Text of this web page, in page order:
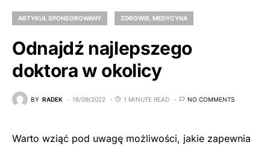
ARTYKUŁ SPONSOROWANY ZDROWIE, MEDYCYNA
Odnajdź najlepszego
doktora w okolicy
BY RADEK 16/09/2022 1 MINUTE READ NO COMMENTS
Warto wziąć pod uwagę możliwości, jakie zapewnia